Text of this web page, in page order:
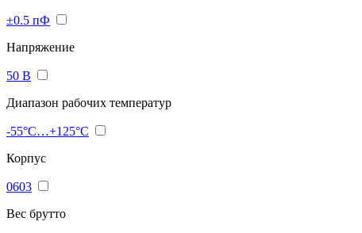
±0.5 пФ
Напряжение
50 В
Диапазон рабочих температур
-55°C…+125°C
Корпус
0603
Вес брутто